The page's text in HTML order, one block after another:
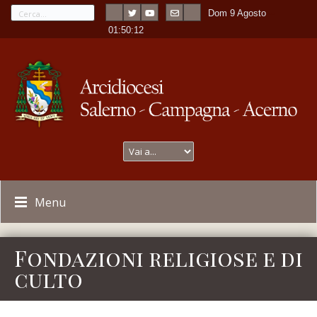
Dom 9 Agosto
-01:50:12
Menu
Fondazioni religiose e di
culto